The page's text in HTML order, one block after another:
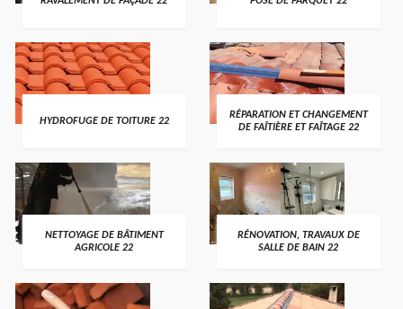
HYDROFUGE DE TOITURE 22
RÉPARATION ET CHANGEMENT
DE FAÎTIÈRE ET FAÎTAGE 22
NETTOYAGE DE BÂTIMENT
AGRICOLE 22
RÉNOVATION, TRAVAUX DE
SALLE DE BAIN 22